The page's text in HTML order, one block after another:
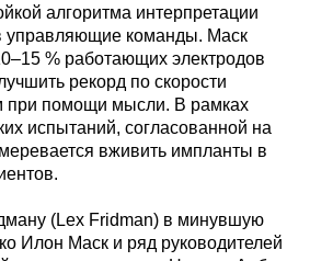
алгоритма интерпретации
управляющие команды. Маск
% работающих электродов
рекорд по скорости
при помощи мысли. В рамках
испытаний, согласованной на
вживить импланты в
(Lex Fridman) в минувшую
Илон Маск и ряд руководителей